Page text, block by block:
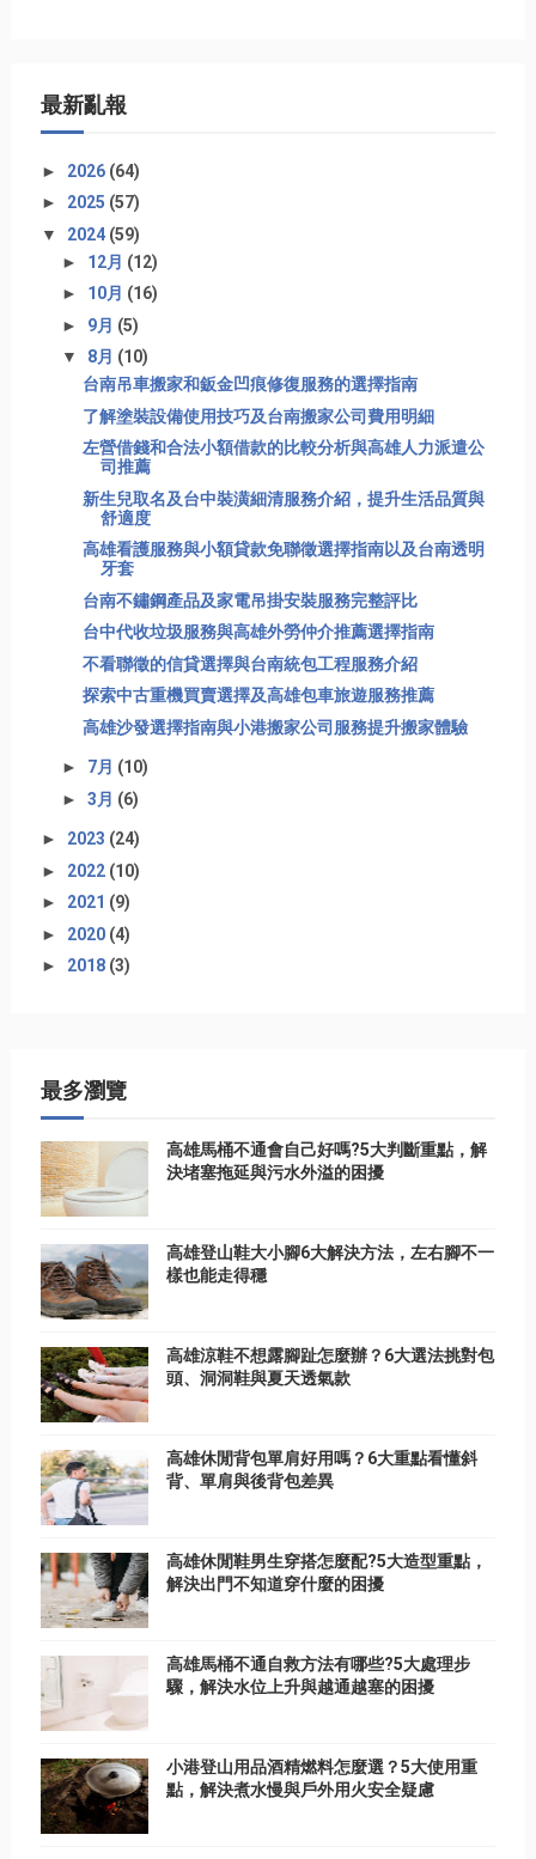
最新亂報
► 2026 (64)
► 2025 (57)
▼ 2024 (59)
► 12月 (12)
► 10月 (16)
► 9月 (5)
▼ 8月 (10)
台南吊車搬家和鈑金凹痕修復服務的選擇指南
了解塗裝設備使用技巧及台南搬家公司費用明細
左營借錢和合法小額借款的比較分析與高雄人力派遣公
司推薦
新生兒取名及台中裝潢細清服務介紹，提升生活品質與
舒適度
高雄看護服務與小額貸款免聯徵選擇指南以及台南透明
牙套
台南不鏽鋼產品及家電吊掛安裝服務完整評比
台中代收垃圾服務與高雄外勞仲介推薦選擇指南
不看聯徵的信貸選擇與台南統包工程服務介紹
探索中古重機買賣選擇及高雄包車旅遊服務推薦
高雄沙發選擇指南與小港搬家公司服務提升搬家體驗
► 7月 (10)
► 3月 (6)
► 2023 (24)
► 2022 (10)
► 2021 (9)
► 2020 (4)
► 2018 (3)
最多瀏覽
高雄馬桶不通會自己好嗎?5大判斷重點，解
決堵塞拖延與污水外溢的困擾
高雄登山鞋大小腳6大解決方法，左右腳不一
樣也能走得穩
高雄涼鞋不想露腳趾怎麼辦？6大選法挑對包
頭、洞洞鞋與夏天透氣款
高雄休閒背包單肩好用嗎？6大重點看懂斜
背、單肩與後背包差異
高雄休閒鞋男生穿搭怎麼配?5大造型重點，
解決出門不知道穿什麼的困擾
高雄馬桶不通自救方法有哪些?5大處理步
驟，解決水位上升與越通越塞的困擾
小港登山用品酒精燃料怎麼選？5大使用重
點，解決煮水慢與戶外用火安全疑慮